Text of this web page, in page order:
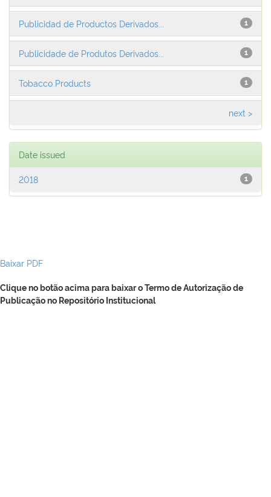
1
Publicidad de Productos Derivados...
1
Publicidade de Produtos Derivados...
1
Tobacco Products
next >
Date issued
1
2018
Baixar PDF
Clique no botão acima para baixar o Termo de Autorização de
Publicação no Repositório Institucional